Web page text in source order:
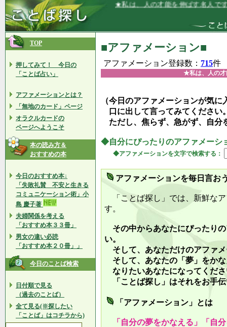
★私は、人の才能を伸ばす名人です★
TOP
押してみて！ 今日の
「ことば占い」
アファメーションとは？
「無地のカード」ページ
オラクルカードの
ページへようこそ
本の読み方＆
おすすめの本
今日のおすすめ本↓
「失敗礼賛 不安と生きる
コミュニケーション術」小
島 慶子著
夫婦関係を考える
「おすすめ本３３冊」
男女の違い必読
「おすすめ本２０冊」」
今日のことば検索
日付順で見る
（過去のことば）
全て見る(※探したい
「ことば」はコチラから)
■アファメーション■
アファメーション登録数： 715件
★私は、人の
（今日のアファメーションが気
口に出して言ってみてください
ただし、焦らず、急がず、自分
◆自分にぴったりのアファメーシ
◆アファメーションを文字で検索する：
アファメーションを毎日言お
「ことば探し」では、新鮮な
す。
その中からあなたにぴったり
い。
そして、あなただけのアファ
そして、あなたの「夢」をか
なりたいあなたになってくだ
「ことば探し」はそれをお手
「アファメーション」とは
「自分の夢をかなえる」「自